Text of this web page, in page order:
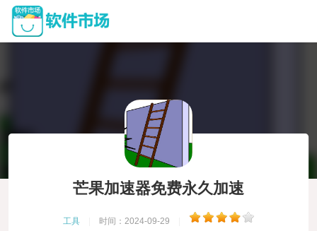
芒果加速器免费永久加速
工具 时间：2024-09-29